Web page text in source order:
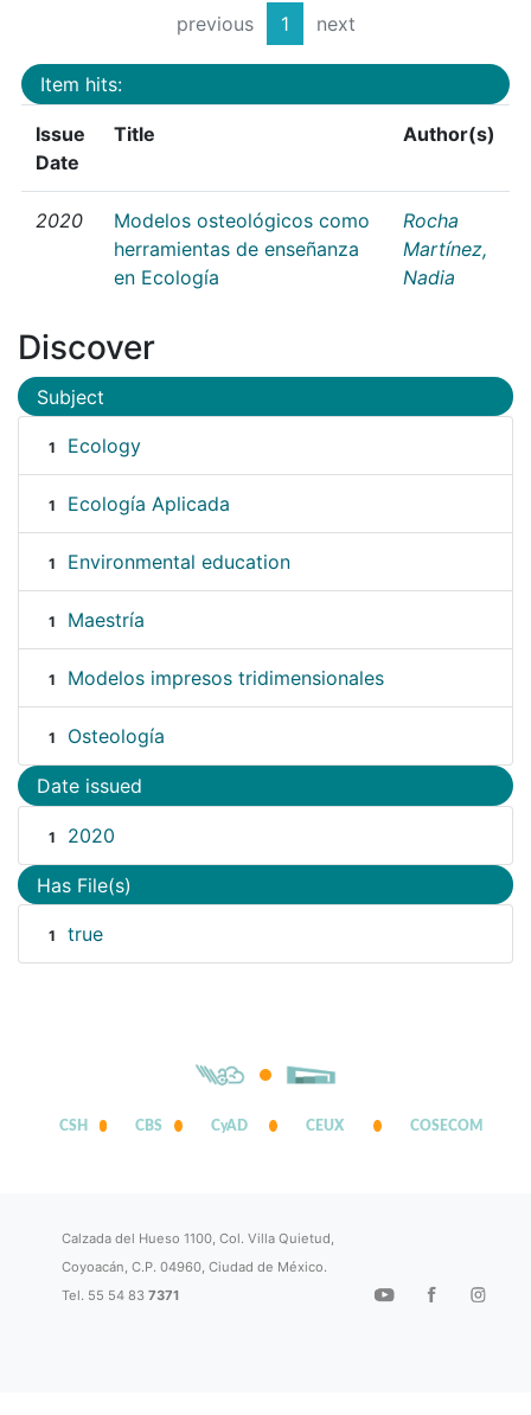
previous 1 next
Item hits:
Issue
Date
Title Author(s)
2020
Modelos osteológicos como
herramientas de enseñanza
en Ecología
Rocha
Martínez,
Nadia
Discover
Subject
1 Ecology
1 Ecología Aplicada
1 Environmental education
1 Maestría
1 Modelos impresos tridimensionales
1 Osteología
Date issued
1 2020
Has File(s)
1 true
CSH CBS CyAD CEUX COSECOM
Calzada del Hueso 1100, Col. Villa Quietud,
Coyoacán, C.P. 04960, Ciudad de México.
Tel. 55 54 837371